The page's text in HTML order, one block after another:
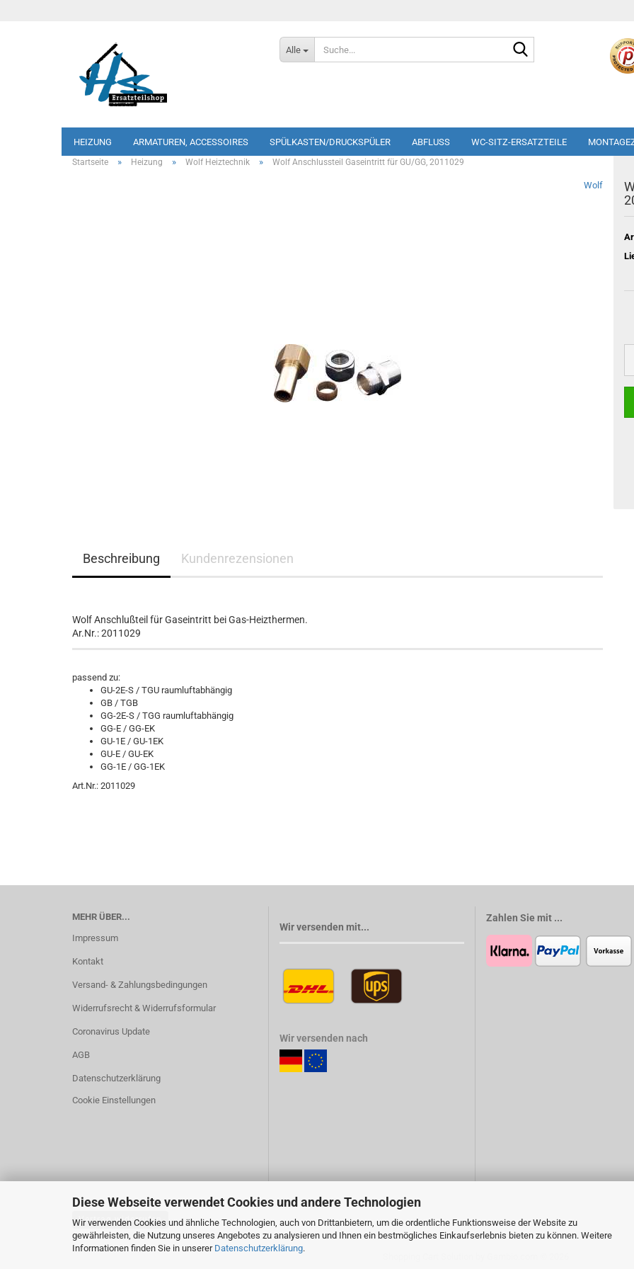
Diese Webseite verwendet Cookies und andere Technologien
Wir verwenden Cookies und ähnliche Technologien, auch von Drittanbietern, um die ordentliche Funktionsweise der Website zu
gewährleisten, die Nutzung unseres Angebotes zu analysieren und Ihnen ein bestmögliches Einkaufserlebnis bieten zu können. Weitere
Informationen finden Sie in unserer Datenschutzerklärung.
Alle
HEIZUNG ARMATUREN, ACCESSOIRES SPÜLKASTEN/DRUCKSPÜLER ABFLUSS WC-SITZ-ERSATZTEILE
Startseite » Heizung » Wolf Heiztechnik » Wolf Anschlussteil Gaseintritt für GU/GG, 2011029
Wolf
Beschreibung Kundenrezensionen
Wolf Anschlußteil für Gaseintritt bei Gas-Heizthermen.
Ar.Nr.: 2011029
passend zu:
GU-2E-S / TGU raumluftabhängig
GB / TGB
GG-2E-S / TGG raumluftabhängig
GG-E / GG-EK
GU-1E / GU-1EK
GU-E / GU-EK
GG-1E / GG-1EK
Art.Nr.: 2011029
MEHR ÜBER...
Impressum
Kontakt
Versand- & Zahlungsbedingungen
Widerrufsrecht & Widerrufsformular
Coronavirus Update
AGB
Datenschutzerklärung
Cookie Einstellungen
Wir versenden mit...
Wir versenden nach
Zahlen Sie mit ...
Vertrag widerrufen